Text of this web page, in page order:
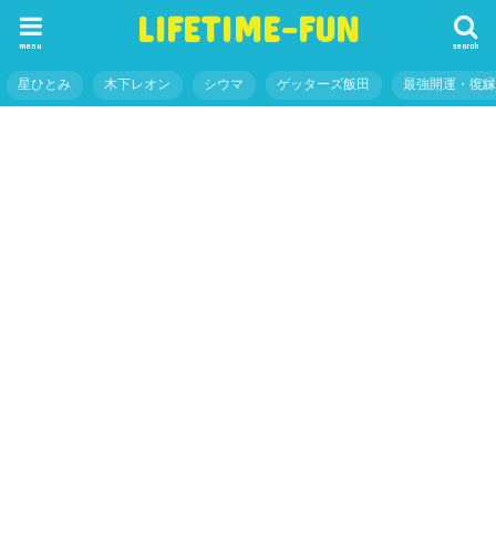
LIFETIME-FUN search
menu
星ひとみ 木下レオン シウマ ゲッターズ飯田 最強開運・復